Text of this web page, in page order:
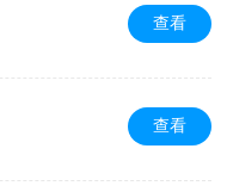
查看
查看